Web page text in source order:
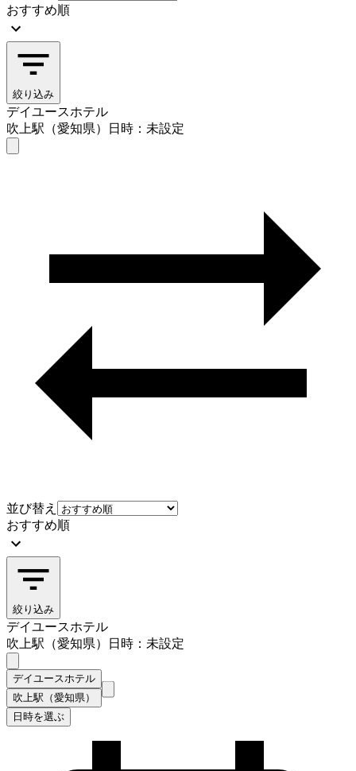
おすすめ順
絞り込み
デイユースホテル
吹上駅（愛知県）
日時：未設定
並び替え
おすすめ順
絞り込み
デイユースホテル
吹上駅（愛知県）
日時：未設定
デイユースホテル
吹上駅（愛知県）
日時を選ぶ